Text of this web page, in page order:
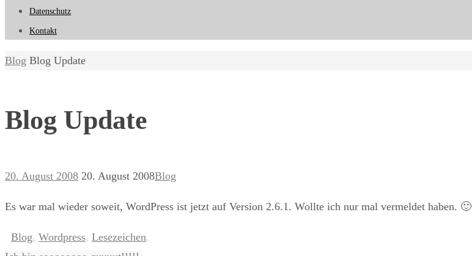
Datenschutz
Kontakt
Start
Blog Blog Update
Blog Update
20. August 2008 20. August 2008Blog
Es war mal wieder soweit, WordPress ist jetzt auf Version 2.6.1. Wollte ich nur mal vermeldet haben. 🙂
Blog, Wordpress. Lesezeichen.